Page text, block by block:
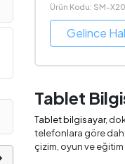
10.5¨ Gri Tablet
Ürün Kodu: SM-
Gelince
Tablet
Tablet bilgisayar,
telefonlara göre
çizim, oyun ve